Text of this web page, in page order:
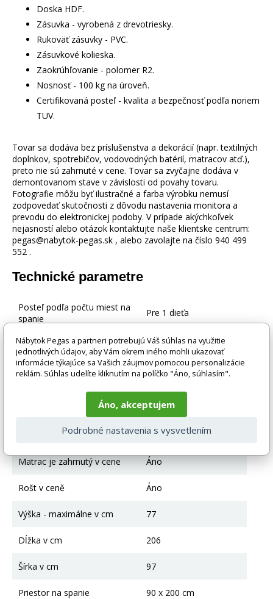
Doska HDF.
Zásuvka - vyrobená z drevotriesky.
Rukoväť zásuvky - PVC.
Zásuvkové kolieska.
Zaokrúhľovanie - polomer R2.
Nosnosť - 100 kg na úroveň.
Certifikovaná posteľ - kvalita a bezpečnosť podľa noriem
TUV.
Tovar sa dodáva bez príslušenstva a dekorácií (napr. textilných
doplnkov, spotrebičov, vodovodných batérií, matracov atď.),
preto nie sú zahrnuté v cene. Tovar sa zvyčajne dodáva v
demontovanom stave v závislosti od povahy tovaru.
Fotografie môžu byť ilustračné a farba výrobku nemusí
zodpovedať skutočnosti z dôvodu nastavenia monitora a
prevodu do elektronickej podoby. V prípade akýchkoľvek
nejasností alebo otázok kontaktujte naše klientske centrum:
pegas@nabytok-pegas.sk , alebo zavolajte na číslo 940 499
552 .
Technické parametre
Posteľ podľa počtu miest na
spanie
Pre 1 dieťa
Typ postele Klasická posteľ
Farebné prevedenie Biela
Drevo + MDF + HDF
úložný priestor
priestorom
Matrac je zahrnutý v cene Áno
Rošt v ceně Áno
Výška - maximálne v cm 77
Dĺžka v cm 206
Šírka v cm 97
Priestor na spanie 90 x 200 cm
Nábytok Pegas a partneri potrebujú Váš súhlas na využitie
jednotlivých údajov, aby Vám okrem iného mohli ukazovať
informácie týkajúce sa Vašich záujmov pomocou personalizácie
reklám. Súhlas udelíte kliknutím na políčko "Áno, súhlasím".
Áno, akceptujem
Podrobné nastavenia s vysvetlením